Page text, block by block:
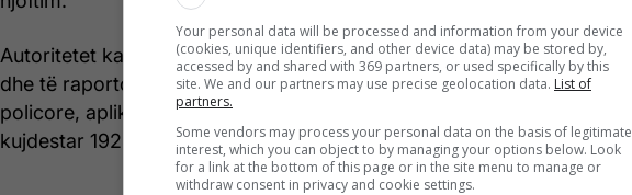
Autoritetet kanë ftuar qytetarët që të bashkëpunojnë me policinë
dhe të raportojnë çdo kundërvajtje në trafik përmes stacioneve
policore, aplikacionit digjital "Lajmëro Policinë" si dhe në numrin
kujdestar 192. /Telegrafi/
Your personal data will be processed and information from your device
(cookies, unique identifiers, and other device data) may be stored by,
accessed by and shared with 369 partners, or used specifically by this
site. We and our partners may use precise geolocation data. List of
partners.
Some vendors may process your personal data on the basis of legitimate
interest, which you can object to by managing your options below. Look
for a link at the bottom of this page or in the site menu to manage or
withdraw consent in privacy and cookie settings.